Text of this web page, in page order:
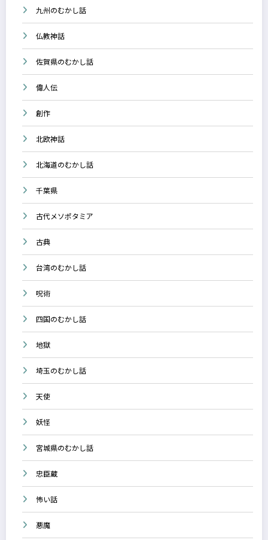
九州のむかし話
仏教神話
佐賀県のむかし話
偉人伝
創作
北欧神話
北海道のむかし話
千葉県
古代メソポタミア
古典
台湾のむかし話
呪術
四国のむかし話
地獄
埼玉のむかし話
天使
妖怪
宮城県のむかし話
忠臣蔵
怖い話
悪魔